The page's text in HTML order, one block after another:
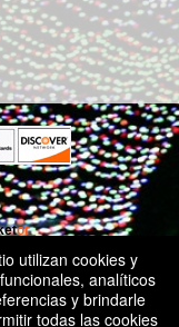
or
de Ticketor
y clubes nocturnos
utilizan cookies y
analíticos
y brindarle
todas las cookies